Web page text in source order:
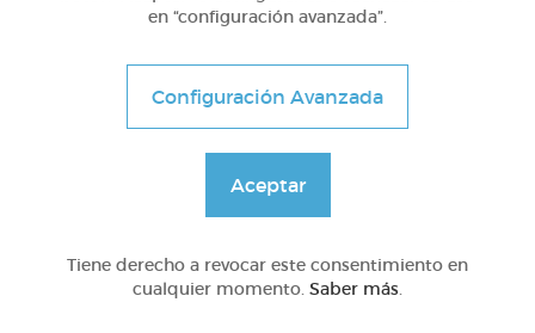
1º Primaria (6-7 años)
Inglés: people, family & job
@GrupoAdapta
en “configuración avanzada”.
Configuración Avanzada
Aceptar
Tiene derecho a revocar este consentimiento en
cualquier momento. Saber más.